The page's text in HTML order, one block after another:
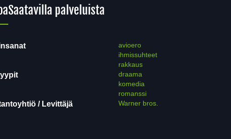
Saatavilla palveluista
avioero
ihmissuhteet
rakkaus
draama
komedia
romanssi
/ Levittäjä Warner bros.